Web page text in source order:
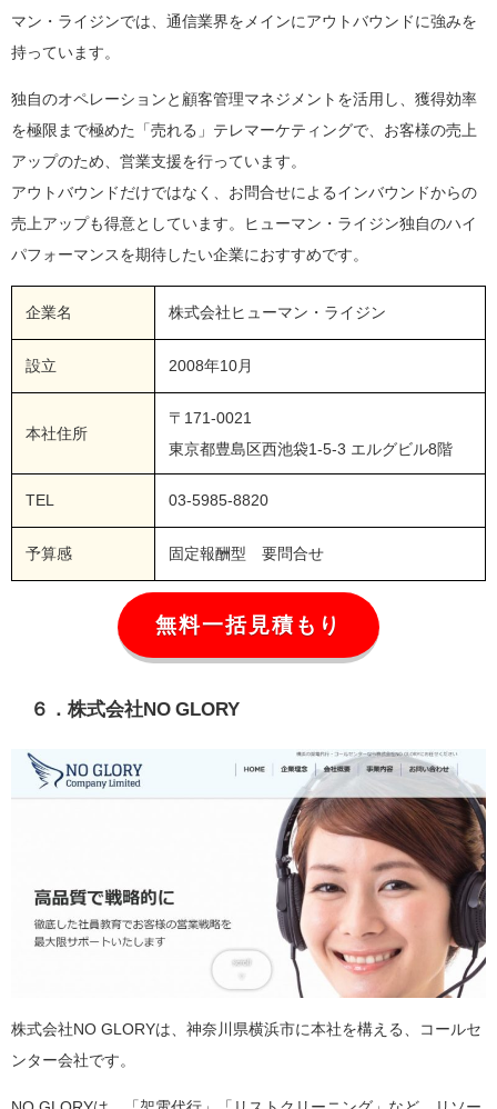
マン・ライジンでは、通信業界をメインにアウトバウンドに強みを
持っています。
独自のオペレーションと顧客管理マネジメントを活用し、獲得効率
を極限まで極めた「売れる」テレマーケティングで、お客様の売上
アップのため、営業支援を行っています。
アウトバウンドだけではなく、お問合せによるインバウンドからの
売上アップも得意としています。ヒューマン・ライジン独自のハイ
パフォーマンスを期待したい企業におすすめです。
企業名 株式会社ヒューマン・ライジン
設立 2008年10月
本社住所
〒171-0021
東京都豊島区西池袋1-5-3 エルグビル8階
TEL 03-5985-8820
予算感 固定報酬型 要問合せ
無料一括見積もり
６．株式会社NO GLORY
株式会社NO GLORYは、神奈川県横浜市に本社を構える、コールセ
ンター会社です。